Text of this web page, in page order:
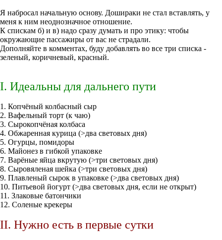
Я набросал начальную основу. Дошираки не стал вставлять, у
меня к ним неоднозначное отношение.
К спискам б) и в) надо сразу думать и про этику: чтобы
окружающие пассажиры от вас не страдали.
Дополняйте в комментах, буду добавлять во все три списка -
зеленый, коричневый, красный.
I. Идеальны для дальнего пути
1. Копчёный колбасный сыр
2. Вафельный торт (к чаю)
3. Сырокопчёная колбаса
4. Обжаренная курица (>два световых дня)
5. Огурцы, помидоры
6. Майонез в гибкой упаковке
7. Варёные яйца вкрутую (>три световых дня)
8. Сыровяленая шейка (>три световых дня)
9. Плавленый сырок в упаковке (>два световых дня)
10. Питьевой йогурт (>два световых дня, если не открыт)
11. Злаковые батончики
12. Соленые крекеры
II. Нужно есть в первые сутки